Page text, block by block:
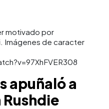
motivado por
Imágenes de caracter
apuñaló a